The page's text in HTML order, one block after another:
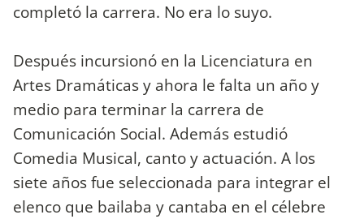
completó la carrera. No era lo suyo.
Después incursionó en la Licenciatura en
Artes Dramáticas y ahora le falta un año y
medio para terminar la carrera de
Comunicación Social. Además estudió
Comedia Musical, canto y actuación. A los
siete años fue seleccionada para integrar el
elenco que bailaba y cantaba en el célebre